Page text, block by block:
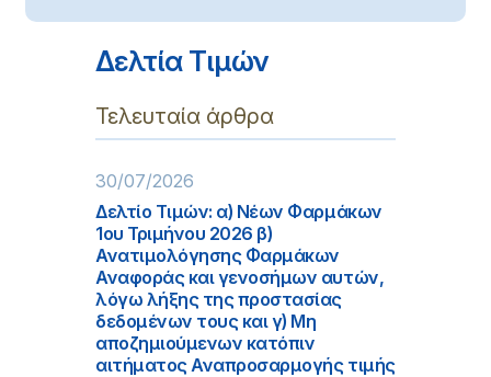
Δελτία Τιμών
Τελευταία άρθρα
30/07/2026
Δελτίο Τιμών: α) Νέων Φαρμάκων
1ου Τριμήνου 2026 β)
Ανατιμολόγησης Φαρμάκων
Αναφοράς και γενοσήμων αυτών,
λόγω λήξης της προστασίας
δεδομένων τους και γ) Μη
αποζημιούμενων κατόπιν
αιτήματος Αναπροσαρμογής τιμής